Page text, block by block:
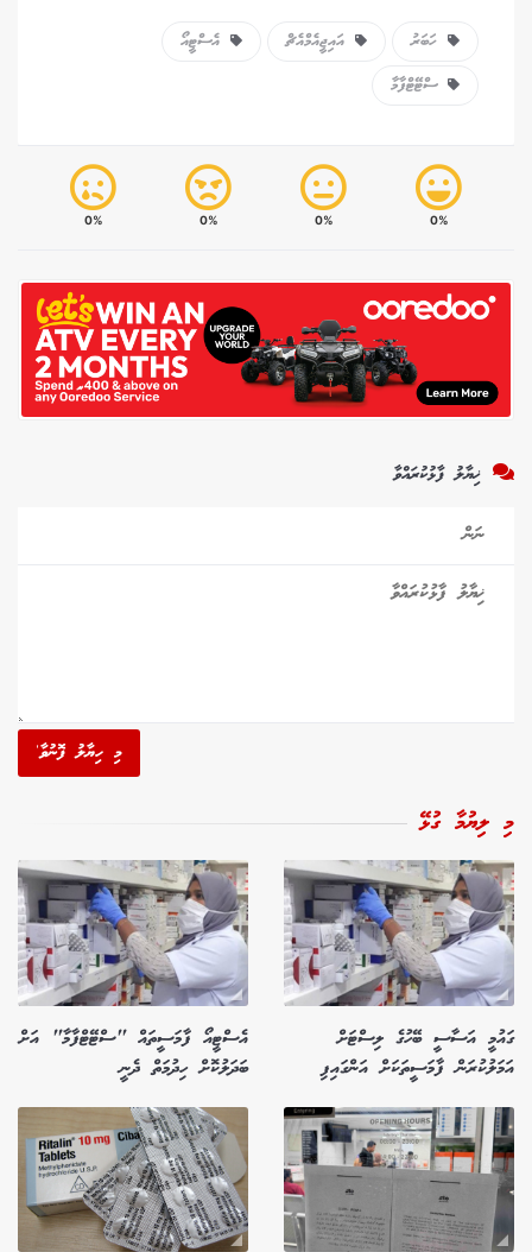
ހަބަރު އައިޖީއެމްއެޗް
އެސްޓީއޯ
ސްޓޭޓްފާމާ
0%
0%
0%
0%
ޚިޔާލު ފާޅުކުރައްވާ
މި ހިޔާލު ފޮނުވާ'
މި ލިޔުމާ ގުޅޭ
ގައުމީ އަސާސީ ބޭހުގެ ލިސްޓަށް
އަމަލުކުރަން ފާމަސީތަކަށް އަންގައިފި
އެސްޓީއޯ ފާމަސީތައް "ސްޓޭޓްފާމާ" އަށް
ބަދަލުކޮށް ހިދުމަތް ދެނީ